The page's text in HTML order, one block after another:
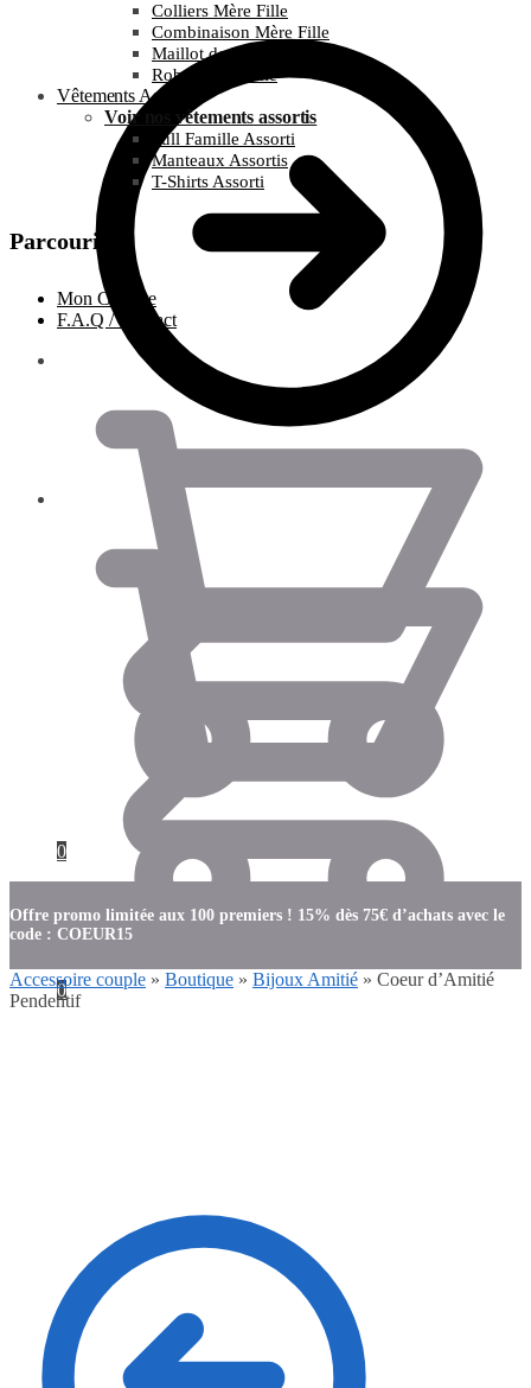
0
Colliers Mère Fille
Combinaison Mère Fille
Maillot de bain Mère Fille
Robes Mère Fille
Vêtements Assortis
Voir nos vêtements assortis
Pull Famille Assorti
Manteaux Assortis
T-Shirts Assorti
Parcourir
Mon Compte
F.A.Q / Contact
0
Offre promo limitée aux 100 premiers ! 15% dès 75€ d’achats avec le
code : COEUR15
Accessoire couple » Boutique » Bijoux Amitié » Coeur d’Amitié
Pendentif